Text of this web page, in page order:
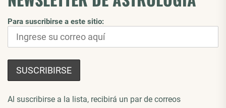
Para suscribirse a este sitio:
Al suscribirse a la lista, recibirá un par de correos